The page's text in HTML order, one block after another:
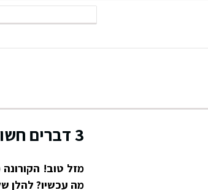
3 דברים חשובים לפני שיוצאים לחופשה
מזל טוב!
מה עכשיו? להלן